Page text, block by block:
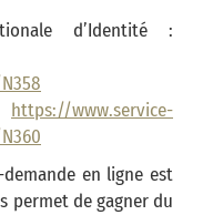
d’Identité :
https://www.service-
en ligne est
permet de gagner du